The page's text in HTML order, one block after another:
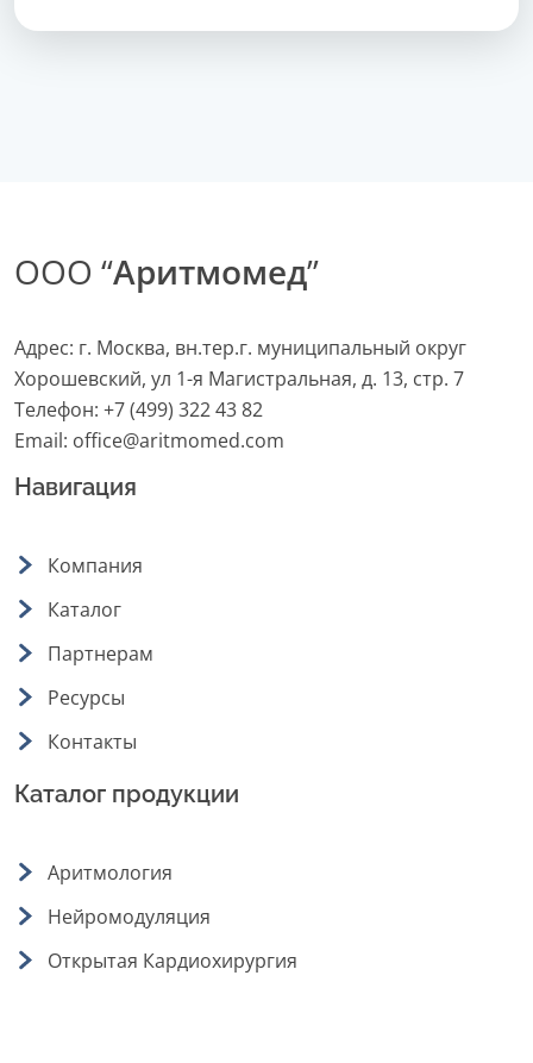
ООО “Аритмомед”
Адрес: г. Москва, вн.тер.г. муниципальный округ
Хорошевский, ул 1-я Магистральная, д. 13, стр. 7
Телефон: +7 (499) 322 43 82
Email: office@aritmomed.com
Навигация
Компания
Каталог
Партнерам
Ресурсы
Контакты
Каталог продукции
Аритмология
Нейромодуляция
Открытая Кардиохирургия